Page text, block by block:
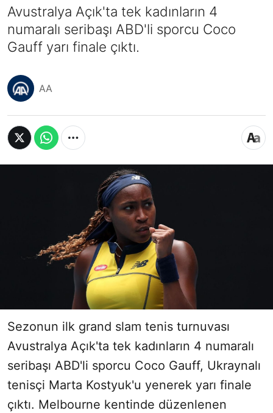
Avustralya Açık'ta tek kadınların 4
numaralı seribaşı ABD'li sporcu Coco
Gauff yarı finale çıktı.
AA
Sezonun ilk grand slam tenis turnuvası
Avustralya Açık'ta tek kadınların 4 numaralı
seribaşı ABD'li sporcu Coco Gauff, Ukraynalı
tenisçi Marta Kostyuk'u yenerek yarı finale
çıktı. Melbourne kentinde düzenlenen